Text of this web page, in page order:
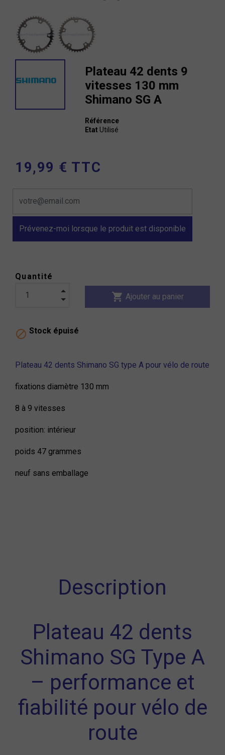
Plateau 42 dents 9
vitesses 130 mm
Shimano SG A
Référence
Etat Utilisé
19,99 € TTC
Prévenez-moi lorsque le produit est disponible
Quantité
shopping_cart Ajouter au panier
 Stock épuisé
Plateau 42 dents Shimano SG type A pour vélo de route
fixations diamètre 130 mm
8 à 9 vitesses
position: intérieur
poids 47 grammes
neuf sans emballage
Description
Plateau 42 dents
Shimano SG Type A
– performance et
fiabilité pour vélo de
route